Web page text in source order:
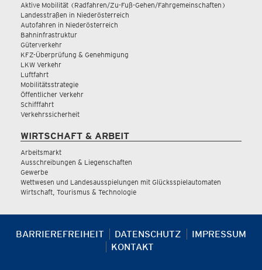
Aktive Mobilität (Radfahren/Zu-Fuß-Gehen/Fahrgemeinschaften)
Landesstraßen in Niederösterreich
Autofahren in Niederösterreich
Bahninfrastruktur
Güterverkehr
KFZ-Überprüfung & Genehmigung
LKW Verkehr
Luftfahrt
Mobilitätsstrategie
Öffentlicher Verkehr
Schifffahrt
Verkehrssicherheit
WIRTSCHAFT & ARBEIT
Arbeitsmarkt
Ausschreibungen & Liegenschaften
Gewerbe
Wettwesen und Landesausspielungen mit Glücksspielautomaten
Wirtschaft, Tourismus & Technologie
BARRIEREFREIHEIT DATENSCHUTZ
IMPRESSUM
KONTAKT